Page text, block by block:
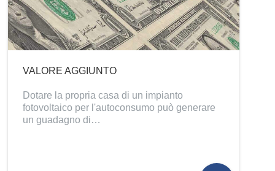
VALORE AGGIUNTO
Dotare la propria casa di un impianto
fotovoltaico per l'autoconsumo può generare
un guadagno di…